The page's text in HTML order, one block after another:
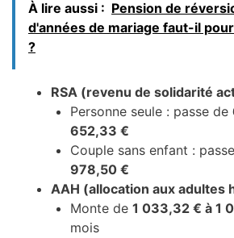
À lire aussi : Pension de
d'années de mariage faut-il
?
RSA (revenu de solidarité
Personne seule : passe de
652,33 €
Couple sans enfant :
978,50 €
AAH (allocation aux adultes
Monte de 1 033,32 € à 1
mois